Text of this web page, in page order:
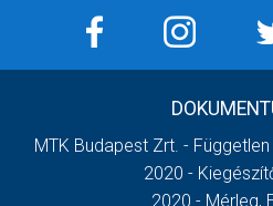
MTK Budapest Zrt. -
2020 -
2020 - Mérleg,